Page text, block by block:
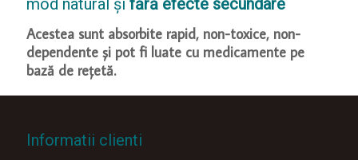
mod natural și fără efecte secundare
Acestea sunt absorbite rapid, non-toxice, non-
dependente și pot fi luate cu medicamente pe
bază de rețetă.
Informatii clienti